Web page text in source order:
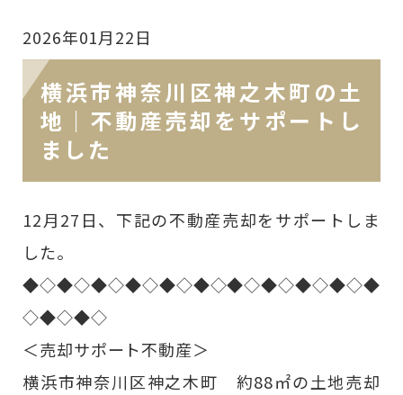
2026年01月22日
横浜市神奈川区神之木町の土
地｜不動産売却をサポートし
ました
12月27日、下記の不動産売却をサポートしま
した。
◆◇◆◇◆◇◆◇◆◇◆◇◆◇◆◇◆◇◆◇◆
◇◆◇◆◇
＜売却サポート不動産＞
横浜市神奈川区神之木町 約88㎡の土地売却